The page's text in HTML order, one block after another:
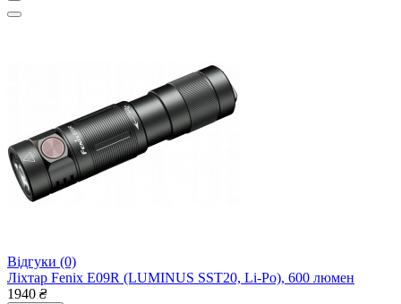
Відгуки (0)
Ліхтар Fenix E09R (LUMINUS SST20, Li-Po), 600 люмен
1940 ₴